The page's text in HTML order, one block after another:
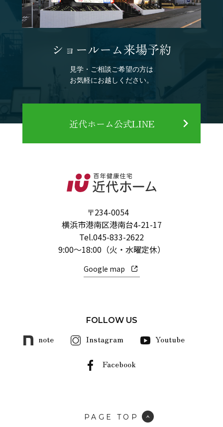
ショールーム来場予約
見学・ご相談ご希望の方は
お気軽にお越しください。
近代ホーム公式LINE
〒234-0054
横浜市港南区港南台4-21-17
Tel.045-833-2622
9:00～18:00（火・水曜定休）
Google map
FOLLOW US
note Instagram Youtube
Facebook
PAGE TOP